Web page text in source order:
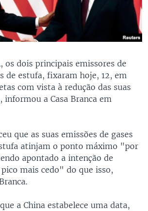
os dois principais emissores de
de estufa, fixaram hoje, 12, em
com vista à redução das suas
informou a Casa Branca em
que as suas emissões de gases
atinjam o ponto máximo "por
apontado a intenção de
mais cedo" do que isso,
a China estabelece uma data,